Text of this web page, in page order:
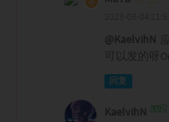
@KaelvihN
可以发的呀
回复
KaelvihN